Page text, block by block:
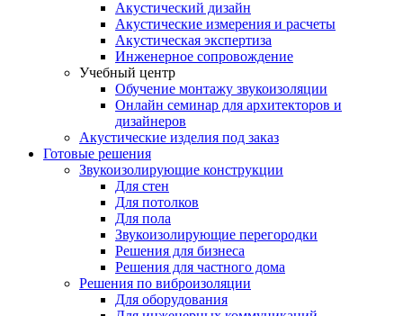
Акустический дизайн
Акустические измерения и расчеты
Акустическая экспертиза
Инженерное сопровождение
Учебный центр
Обучение монтажу звукоизоляции
Онлайн семинар для архитекторов и
дизайнеров
Акустические изделия под заказ
Готовые решения
Звукоизолирующие конструкции
Для стен
Для потолков
Для пола
Звукоизолирующие перегородки
Решения для бизнеса
Решения для частного дома
Решения по виброизоляции
Для оборудования